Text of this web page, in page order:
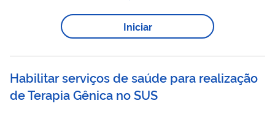
populações ribeirinhas e de áreas remotas da Amazônia e do
Pantanal. A UBSF é uma unidade de
móvel instalada
em embarcação, equipada para realizar atendimentos, ações
Iniciar
Habilitar serviços de saúde para realização
de Terapia Gênica no SUS